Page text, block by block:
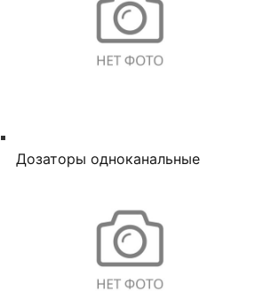
Дозаторы одноканальные